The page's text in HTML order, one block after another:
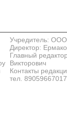
Учредитель:
Директор:
Главный
Викторович
Контакты
тел. 89059667017